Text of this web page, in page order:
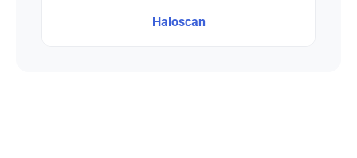
Haloscan